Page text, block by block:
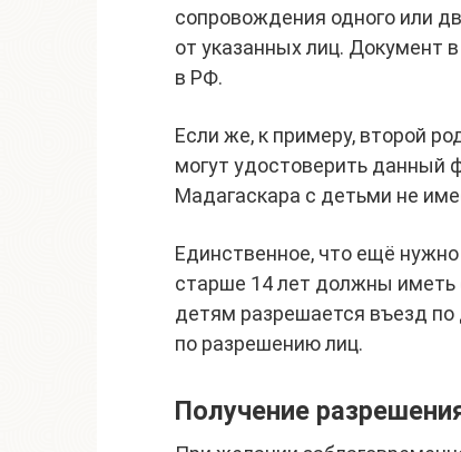
сопровождения одного или
от указанных лиц. Документ
в РФ.
Если же, к примеру, второй
могут удостоверить данный
Мадагаскара с детьми не
Единственное, что ещё
старше 14 лет должны иметь
детям разрешается въезд
по разрешению лиц.
Получение